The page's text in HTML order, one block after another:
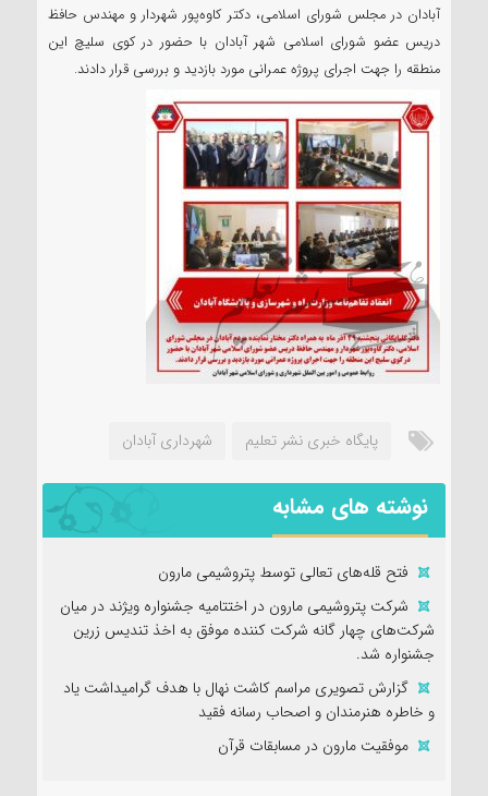
آبادان در مجلس شورای اسلامی، دکتر کاوه‌پور شهردار و مهندس حافظ
دریس عضو شورای اسلامی شهر آبادان با حضور در کوی سلیچ این
منطقه را جهت اجرای پروژه عمرانی مورد بازدید و بررسی قرار دادند.
پایگاه خبری نشر تعلیم شهرداری آبادان
نوشته های مشابه
فتح‌ قله‌های تعالی توسط پتروشیمی مارون
شرکت پتروشیمی مارون در اختتامیه جشنواره ویژند در میان
شرکت‌های چهار گانه شرکت کننده موفق به اخذ تندیس زرین
جشنواره شد.
گزارش تصویری مراسم کاشت نهال با هدف گرامیداشت یاد
و خاطره هنرمندان و اصحاب رسانه فقید
موفقیت مارون در مسابقات قرآن